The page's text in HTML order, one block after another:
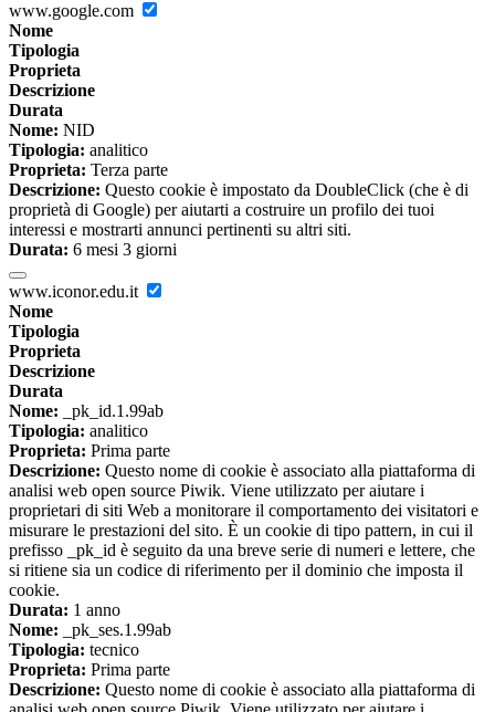
www.google.com
Nome
Tipologia
Proprieta
Descrizione
Durata
Nome: NID
Tipologia: analitico
Proprieta: Terza parte
Descrizione: Questo cookie è impostato da DoubleClick (che è di
proprietà di Google) per aiutarti a costruire un profilo dei tuoi
interessi e mostrarti annunci pertinenti su altri siti.
Durata: 6 mesi 3 giorni
www.iconor.edu.it
Nome
Tipologia
Proprieta
Descrizione
Durata
Nome: _pk_id.1.99ab
Tipologia: analitico
Proprieta: Prima parte
Descrizione: Questo nome di cookie è associato alla piattaforma di
analisi web open source Piwik. Viene utilizzato per aiutare i
proprietari di siti Web a monitorare il comportamento dei visitatori e
misurare le prestazioni del sito. È un cookie di tipo pattern, in cui il
prefisso _pk_id è seguito da una breve serie di numeri e lettere, che
si ritiene sia un codice di riferimento per il dominio che imposta il
cookie.
Durata: 1 anno
Nome: _pk_ses.1.99ab
Tipologia: tecnico
Proprieta: Prima parte
Descrizione: Questo nome di cookie è associato alla piattaforma di